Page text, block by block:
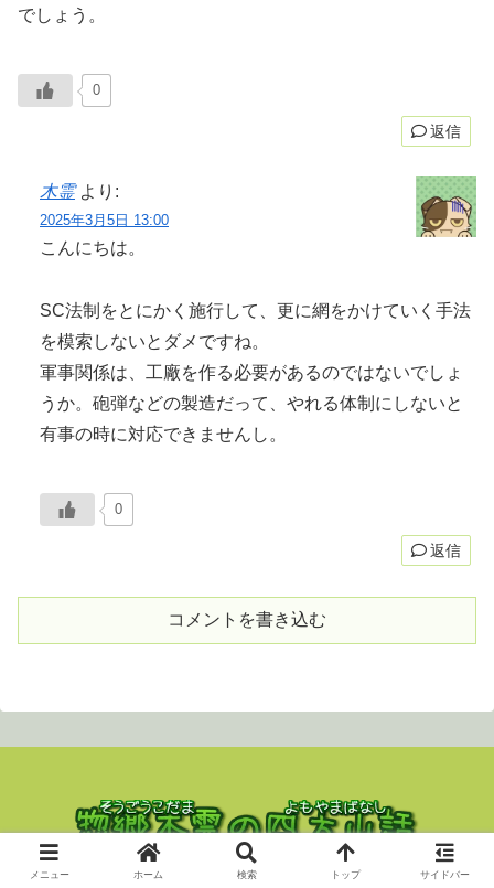
でしょう。
0
返信
木霊 より:
2025年3月5日 13:00
こんにちは。
SC法制をとにかく施行して、更に網をかけていく手法
を模索しないとダメですね。
軍事関係は、工廠を作る必要があるのではないでしょ
うか。砲弾などの製造だって、やれる体制にしないと
有事の時に対応できませんし。
0
返信
コメントを書き込む
Copyright © 2023 nekodama All Rights Reserved.
メニュー ホーム 検索 トップ サイドバー